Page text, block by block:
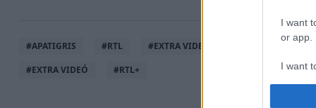
I want
or app.
I want
I want
#APATIGRIS #RTL #EXTRA VIDEÓK HERNÁDI JUDIT
#EXTRA VIDEÓ #RTL+